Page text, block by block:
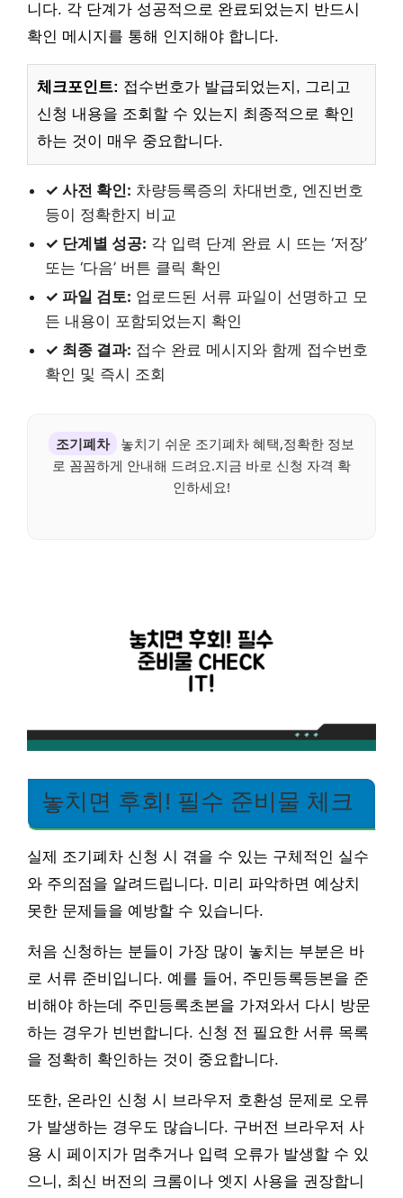
니다. 각 단계가 성공적으로 완료되었는지 반드시
확인 메시지를 통해 인지해야 합니다.
체크포인트: 접수번호가 발급되었는지, 그리고
신청 내용을 조회할 수 있는지 최종적으로 확인
하는 것이 매우 중요합니다.
✓ 사전 확인: 차량등록증의 차대번호, 엔진번호
등이 정확한지 비교
✓ 단계별 성공: 각 입력 단계 완료 시 뜨는 ‘저장’
또는 ‘다음’ 버튼 클릭 확인
✓ 파일 검토: 업로드된 서류 파일이 선명하고 모
든 내용이 포함되었는지 확인
✓ 최종 결과: 접수 완료 메시지와 함께 접수번호
확인 및 즉시 조회
조기폐차
놓치기 쉬운 조기폐차 혜택,정확한 정보
로 꼼꼼하게 안내해 드려요.지금 바로 신청 자격 확
인하세요!
놓치면 후회! 필수 준비물 체크
실제 조기폐차 신청 시 겪을 수 있는 구체적인 실수
와 주의점을 알려드립니다. 미리 파악하면 예상치
못한 문제들을 예방할 수 있습니다.
처음 신청하는 분들이 가장 많이 놓치는 부분은 바
로 서류 준비입니다. 예를 들어, 주민등록등본을 준
비해야 하는데 주민등록초본을 가져와서 다시 방문
하는 경우가 빈번합니다. 신청 전 필요한 서류 목록
을 정확히 확인하는 것이 중요합니다.
또한, 온라인 신청 시 브라우저 호환성 문제로 오류
가 발생하는 경우도 많습니다. 구버전 브라우저 사
용 시 페이지가 멈추거나 입력 오류가 발생할 수 있
으니, 최신 버전의 크롬이나 엣지 사용을 권장합니